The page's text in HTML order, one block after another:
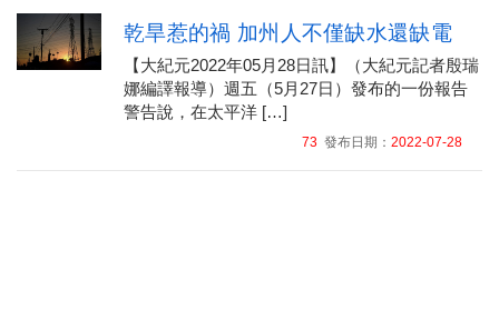
乾旱惹的禍 加州人不僅缺水還缺電
【大紀元2022年05月28日訊】（大紀元記者殷瑞
娜編譯報導）週五（5月27日）發布的一份報告
警告說，在太平洋 […]
73發布日期： 2022-07-28